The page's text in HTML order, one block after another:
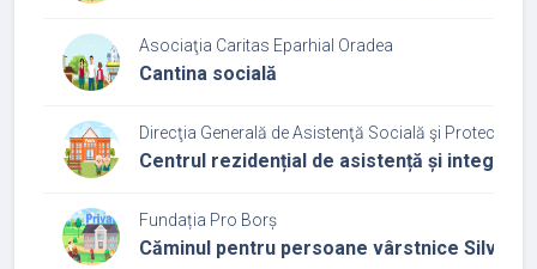
Asociaţia Caritas Eparhial Oradea
Cantina socială
Direcţia Generală de Asistenţă Socială şi Protecţia
Centrul rezidențial de asistență și
Fundația Pro Borș
Căminul pentru persoane vârstnice Silver